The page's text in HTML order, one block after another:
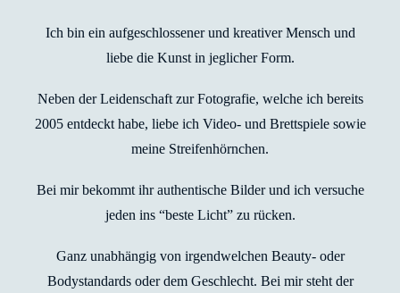
Ich bin ein aufgeschlossener und kreativer Mensch und
liebe die Kunst in jeglicher Form.
Neben der Leidenschaft zur Fotografie, welche ich bereits
2005 entdeckt habe, liebe ich Video- und Brettspiele sowie
meine Streifenhörnchen.
Bei mir bekommt ihr authentische Bilder und ich versuche
jeden ins “beste Licht” zu rücken.
Ganz unabhängig von irgendwelchen Beauty- oder
Bodystandards oder dem Geschlecht. Bei mir steht der